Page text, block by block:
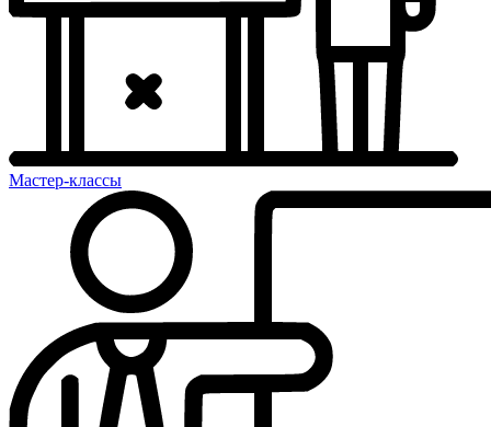
Мастер-классы